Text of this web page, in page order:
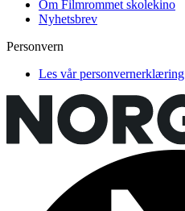
Om Filmrommet skolekino
Nyhetsbrev
Personvern
Les vår personvernerklæring